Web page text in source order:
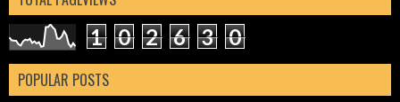
1 0 2 6 3 0
POPULAR POSTS